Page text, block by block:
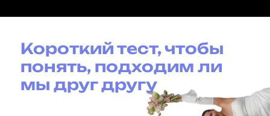
Короткий тест, чтобы
понять, подходим ли
мы друг другу